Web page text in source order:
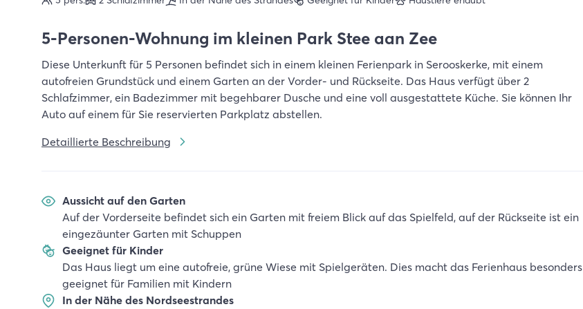
5-Personen-Wohnung im kleinen Park Stee aan Zee
Diese Unterkunft für 5 Personen befindet sich in einem kleinen Ferienpark in Serooskerke, mit einem
autofreien Grundstück und einem Garten an der Vorder- und Rückseite. Das Haus verfügt über 2
Schlafzimmer, ein Badezimmer mit begehbarer Dusche und eine voll ausgestattete Küche. Sie können Ihr
Auto auf einem für Sie reservierten Parkplatz abstellen.
Detaillierte Beschreibung
Aussicht auf den Garten
Auf der Vorderseite befindet sich ein Garten mit freiem Blick auf das Spielfeld, auf der Rückseite ist ein
eingezäunter Garten mit Schuppen
Geeignet für Kinder
Das Haus liegt um eine autofreie, grüne Wiese mit Spielgeräten. Dies macht das Ferienhaus besonders
geeignet für Familien mit Kindern
In der Nähe des Nordseestrandes